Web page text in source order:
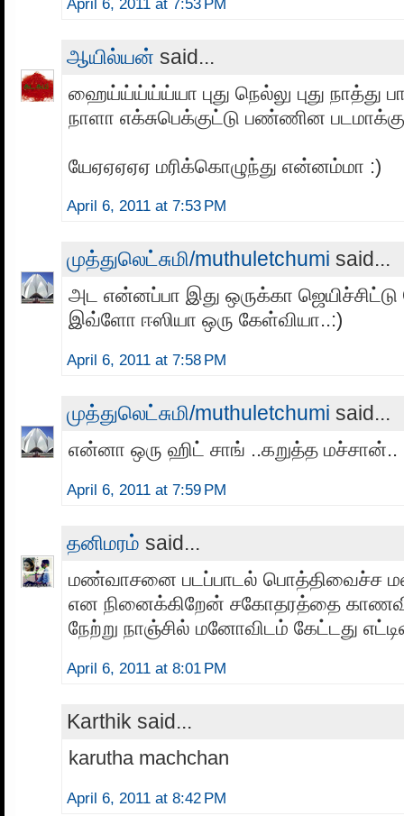
April 6, 2011 at 7:53 PM
ஆயில்யன் said...
ஹைய்ய்ய்ய்ய்யா புது நெல்லு புது நாத்து
நாளா எக்சுபெக்குட்டு பண்ணின
யேஏஏஏஏஏ மரிக்கொழுந்து என்னம்மா :)
April 6, 2011 at 7:53 PM
முத்துலெட்சுமி/muthuletchumi said...
அட என்னப்பா இது ஒருக்கா
இவ்ளோ ஈஸியா ஒரு கேள்வியா..:)
April 6, 2011 at 7:58 PM
முத்துலெட்சுமி/muthuletchumi said...
என்னா ஒரு ஹிட் சாங் ..கறுத்த மச்சான்..
April 6, 2011 at 7:59 PM
தனிமரம் said...
மண்வாசனை படப்பாடல் பொத்திவைச்ச
என நினைக்கிறேன் சகோதரத்தை
நேற்று நாஞ்சில் மனோவிடம் கேட்டது
April 6, 2011 at 8:01 PM
Karthik said...
karutha machchan
April 6, 2011 at 8:42 PM